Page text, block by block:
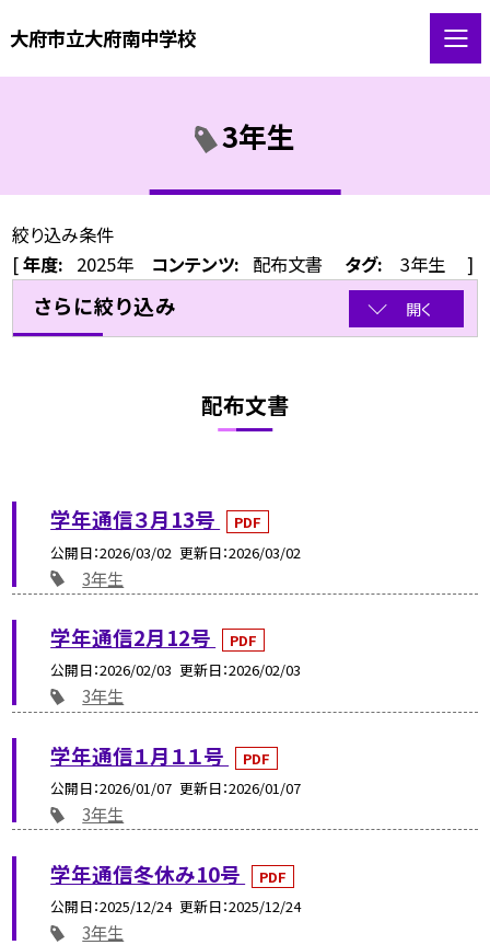
大府市立大府南中学校
3年生
絞り込み条件
[年度: 2025年 コンテンツ: 配布文書 タグ: 3年生 ]
さらに絞り込み 開く
配布文書
学年通信３月13号
PDF
公開日 2026/03/02 更新日 2026/03/02
3年生
学年通信2月12号
PDF
公開日 2026/02/03 更新日 2026/02/03
3年生
学年通信１月１１号
PDF
公開日 2026/01/07 更新日 2026/01/07
3年生
学年通信冬休み10号
PDF
公開日 2025/12/24 更新日 2025/12/24
3年生